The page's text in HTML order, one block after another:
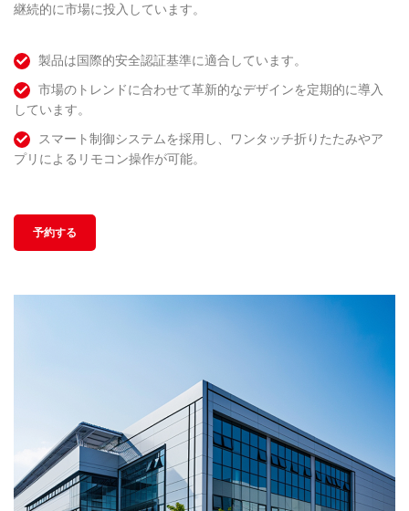
継続的に市場に投入しています。
製品は国際的安全認証基準に適合しています。
市場のトレンドに合わせて革新的なデザインを定期的に導入
しています。
スマート制御システムを採用し、ワンタッチ折りたたみやア
プリによるリモコン操作が可能。
予約する